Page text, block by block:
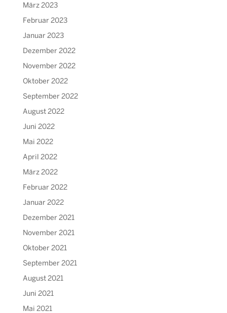
März 2023
Februar 2023
Januar 2023
Dezember 2022
November 2022
Oktober 2022
September 2022
August 2022
Juni 2022
Mai 2022
April 2022
März 2022
Februar 2022
Januar 2022
Dezember 2021
November 2021
Oktober 2021
September 2021
August 2021
Juni 2021
Mai 2021